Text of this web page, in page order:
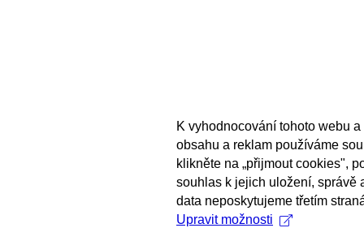
K vyhodnocování tohoto webu
obsahu a reklam používáme
klikněte na „přijmout cookies",
souhlas k jejich uložení, správě
data neposkytujeme třetím
Upravit možnosti